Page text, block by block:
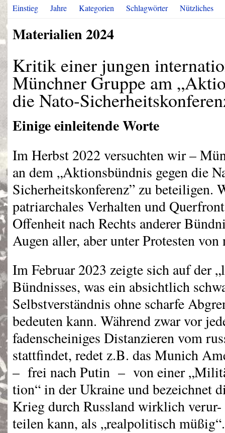
Einstieg Jahre Kategorien Schlagwörter Nützliches
Materialien 2024
Kritik einer jungen
Münchner Gruppe am
die Nato-
Einige einleitende Worte
Im Herbst 2022 versuchten wir –
an dem „Aktionsbündnis gegen die
Sicherheitskonferenz” zu beteiligen.
patriarchales Verhalten und
Offenheit nach Rechts anderer
Augen aller, aber unter Protesten von
Im Februar 2023 zeigte sich auf der
Bündnisses, was ein absichtlich
Selbstverständnis ohne scharfe
bedeuten kann. Während zwar vor
fadenscheiniges Distanzieren vom
stattfindet, redet z.B. das Munich
– frei nach Putin – von einer
tion“ in der Ukraine und bezeichnet
Krieg durch Russland wirklich verur-
teilen kann, als „realpolitisch müßig“.